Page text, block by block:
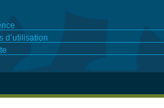
d’utilisation